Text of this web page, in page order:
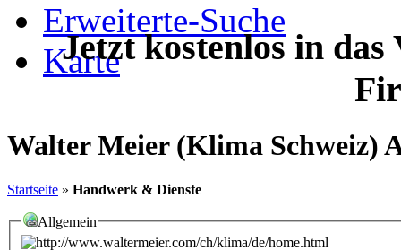
Erweiterte-Suche
Karte
Jetzt kostenlos in
Walter Meier (Klima Schweiz)
Startseite » Handwerk & Dienste
Allgemein